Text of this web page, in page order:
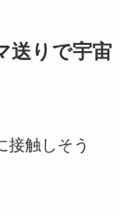
送りで宇宙
接触しそう